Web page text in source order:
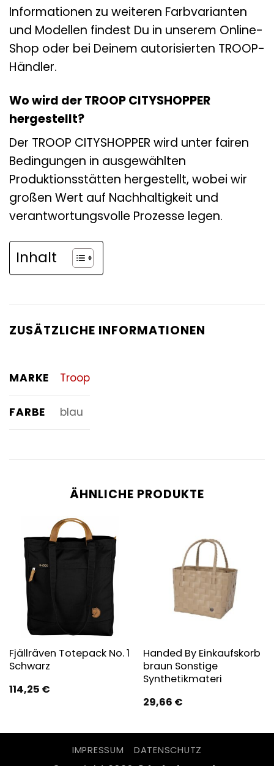
Informationen zu weiteren Farbvarianten
und Modellen findest Du in unserem Online-
Shop oder bei Deinem autorisierten TROOP-
Händler.
Wo wird der TROOP CITYSHOPPER
hergestellt?
Der TROOP CITYSHOPPER wird unter fairen
Bedingungen in ausgewählten
Produktionsstätten hergestellt, wobei wir
großen Wert auf Nachhaltigkeit und
verantwortungsvolle Prozesse legen.
Inhalt
ZUSÄTZLICHE INFORMATIONEN
MARKE Troop
FARBE blau
ÄHNLICHE PRODUKTE
Fjällräven Totepack No. 1
Schwarz
114,25 €
Handed By Einkaufskorb
braun Sonstige
Synthetikmateri
29,66 €
IMPRESSUM DATENSCHUTZ